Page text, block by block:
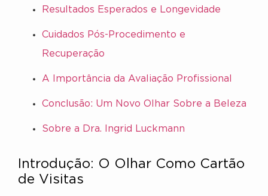
Resultados Esperados e Longevidade
Cuidados Pós-Procedimento e
Recuperação
A Importância da Avaliação Profissional
Conclusão: Um Novo Olhar Sobre a Beleza
Sobre a Dra. Ingrid Luckmann
Introdução: O Olhar Como Cartão
de Visitas